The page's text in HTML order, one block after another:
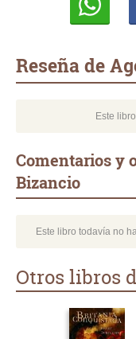
Reseña de
Este
Comentarios y
Bizancio
Este libro todavía no
Otros libros